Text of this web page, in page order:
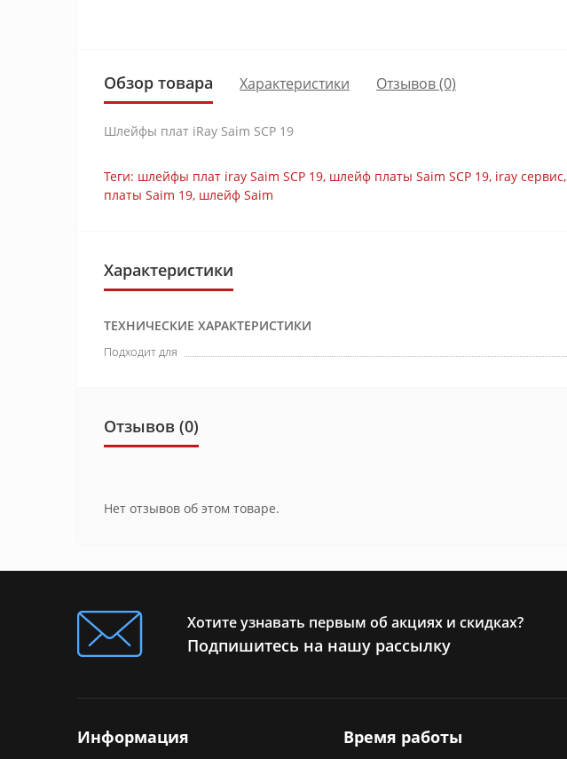
Обзор товара Характеристики Отзывов (0)
Шлейфы плат iRay Saim SCP 19
Теги: шлейфы плат iray Saim SCP 19, шлейф платы Saim SCP 19, iray сервис,
платы Saim 19, шлейф Saim
Характеристики
ТЕХНИЧЕСКИЕ ХАРАКТЕРИСТИКИ
Подходит для
Отзывов (0)
Нет отзывов об этом товаре.
Хотите узнавать первым об акциях и скидках?
Подпишитесь на нашу рассылку
Информация Время работы